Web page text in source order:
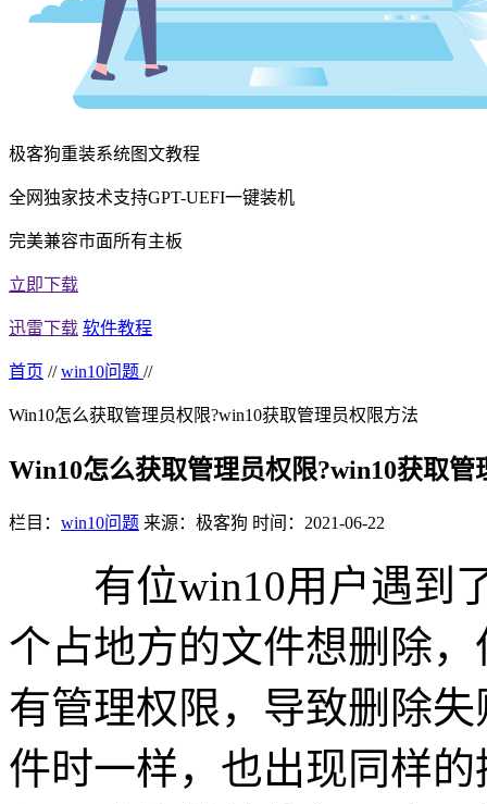
极客狗重装系统图文教程
全网独家技术支持GPT-UEFI一键装机
完美兼容市面所有主板
立即下载
迅雷下载 软件教程
首页 // win10问题 //
Win10怎么获取管理员权限?win10获取管理员权限方法
Win10怎么获取管理员权限?win10获取管
栏目： win10问题 来源：极客狗 时间：2021-06-22
有位win10用户遇到了
个占地方的文件想删除
有管理权限，导致删除
件时一样，也出现同样